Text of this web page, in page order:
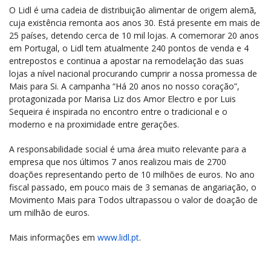
O Lidl é uma cadeia de distribuição alimentar de origem alemã,
cuja existência remonta aos anos 30. Está presente em mais de
25 países, detendo cerca de 10 mil lojas. A comemorar 20 anos
em Portugal, o Lidl tem atualmente 240 pontos de venda e 4
entrepostos e continua a apostar na remodelação das suas
lojas a nível nacional procurando cumprir a nossa promessa de
Mais para Si. A campanha “Há 20 anos no nosso coração”,
protagonizada por Marisa Liz dos Amor Electro e por Luis
Sequeira é inspirada no encontro entre o tradicional e o
moderno e na proximidade entre gerações.
A responsabilidade social é uma área muito relevante para a
empresa que nos últimos 7 anos realizou mais de 2700
doações representando perto de 10 milhões de euros. No ano
fiscal passado, em pouco mais de 3 semanas de angariação, o
Movimento Mais para Todos ultrapassou o valor de doação de
um milhão de euros.
Mais informações em www.lidl.pt.